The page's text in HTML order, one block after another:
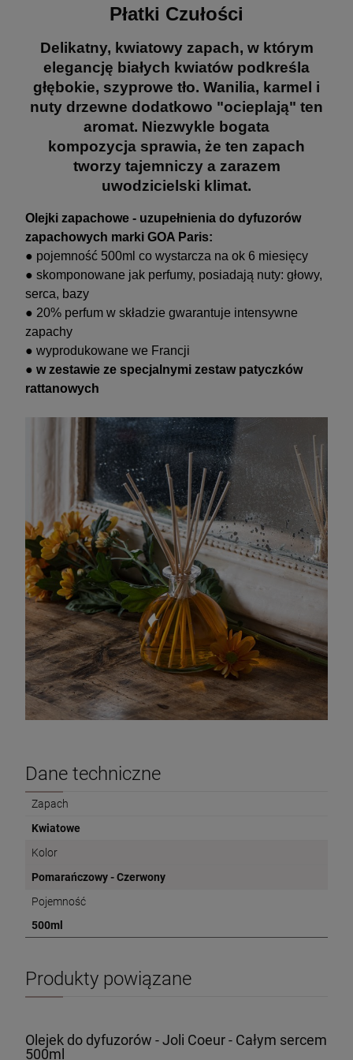
Płatki Czułości
Delikatny, kwiatowy zapach, w którym
elegancję białych kwiatów podkreśla
głębokie, szyprowe tło. Wanilia, karmel i
nuty drzewne dodatkowo "ocieplają" ten
aromat. Niezwykle bogata
kompozycja sprawia, że ten zapach
tworzy tajemniczy a zarazem
uwodzicielski klimat.
Olejki zapachowe - uzupełnienia do dyfuzorów
zapachowych marki GOA Paris:
● pojemność 500ml co wystarcza na ok 6 miesięcy
● skomponowane jak perfumy, posiadają nuty: głowy,
serca, bazy
● 20% perfum w składzie gwarantuje intensywne
zapachy
● wyprodukowane we Francji
● w zestawie ze specjalnymi zestaw patyczków
rattanowych
Dane techniczne
Zapach
Kwiatowe
Kolor
Pomarańczowy - Czerwony
Pojemność
500ml
Produkty powiązane
Olejek do dyfuzorów - Joli Coeur - Całym sercem
500ml